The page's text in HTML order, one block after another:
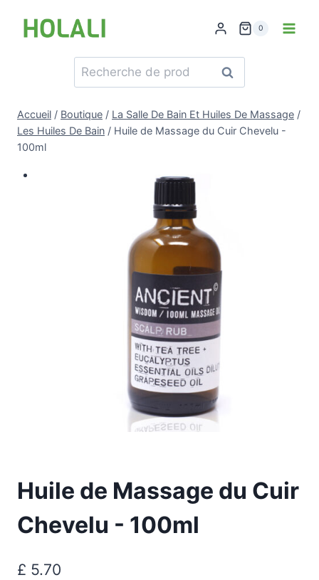
0
Recherche
pour :
Recherche
Accueil / Boutique / La Salle De Bain Et Huiles De Massage /
Les Huiles De Bain / Huile de Massage du Cuir Chevelu -
100ml
Huile de Massage du Cuir
Chevelu - 100ml
£ 5.70